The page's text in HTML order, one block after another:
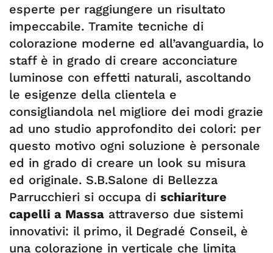
esperte per raggiungere un risultato
impeccabile. Tramite tecniche di
colorazione moderne ed all’avanguardia, lo
staff è in grado di creare acconciature
luminose con effetti naturali, ascoltando
le esigenze della clientela e
consigliandola nel migliore dei modi grazie
ad uno studio approfondito dei colori: per
questo motivo ogni soluzione è personale
ed in grado di creare un look su misura
ed originale. S.B.Salone di Bellezza
Parrucchieri si occupa di schiariture
capelli a Massa attraverso due sistemi
innovativi: il primo, il Degradé Conseil, è
una colorazione in verticale che limita